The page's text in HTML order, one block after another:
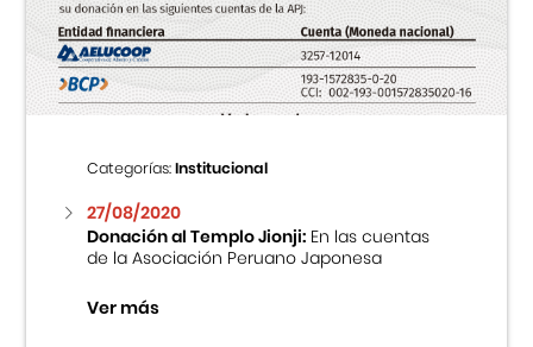
Centro Cultural Peruano Japonés
Cursos
Museo de la Inmigración Japonesa
Fondo Editorial
Teatro Peruano Japonés
Categorías:Institucional
27/08/2020
Donación al Templo Jionji:En las cuentas
de la Asociación Peruano Japonesa
Ver más